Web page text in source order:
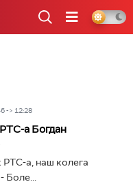
-> 12:28
а Богдан
РТС-а, наш колега
Боле...